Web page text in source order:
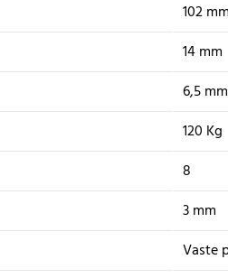
102 mm
14 mm
6,5 mm
120 Kg
8
3 mm
Vaste